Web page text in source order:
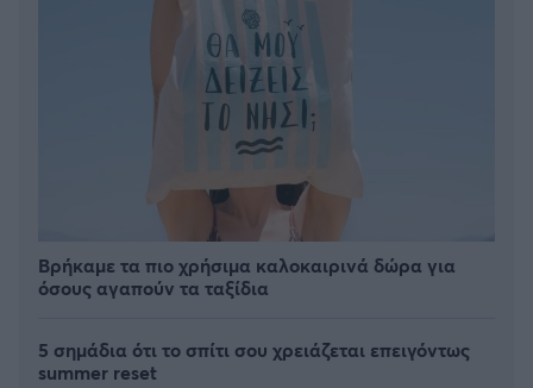
Βρήκαμε τα πιο χρήσιμα καλοκαιρινά δώρα για
όσους αγαπούν τα ταξίδια
5 σημάδια ότι το σπίτι σου χρειάζεται επειγόντως
summer reset